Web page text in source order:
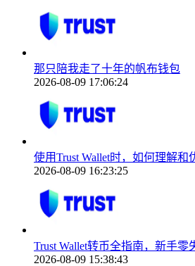
那只陪我走了十年的帆布钱包
2026-08-09 17:06:24
使用Trust Wallet时，如何理解和
2026-08-09 16:23:25
Trust Wallet转币全指南，新手
2026-08-09 15:38:43